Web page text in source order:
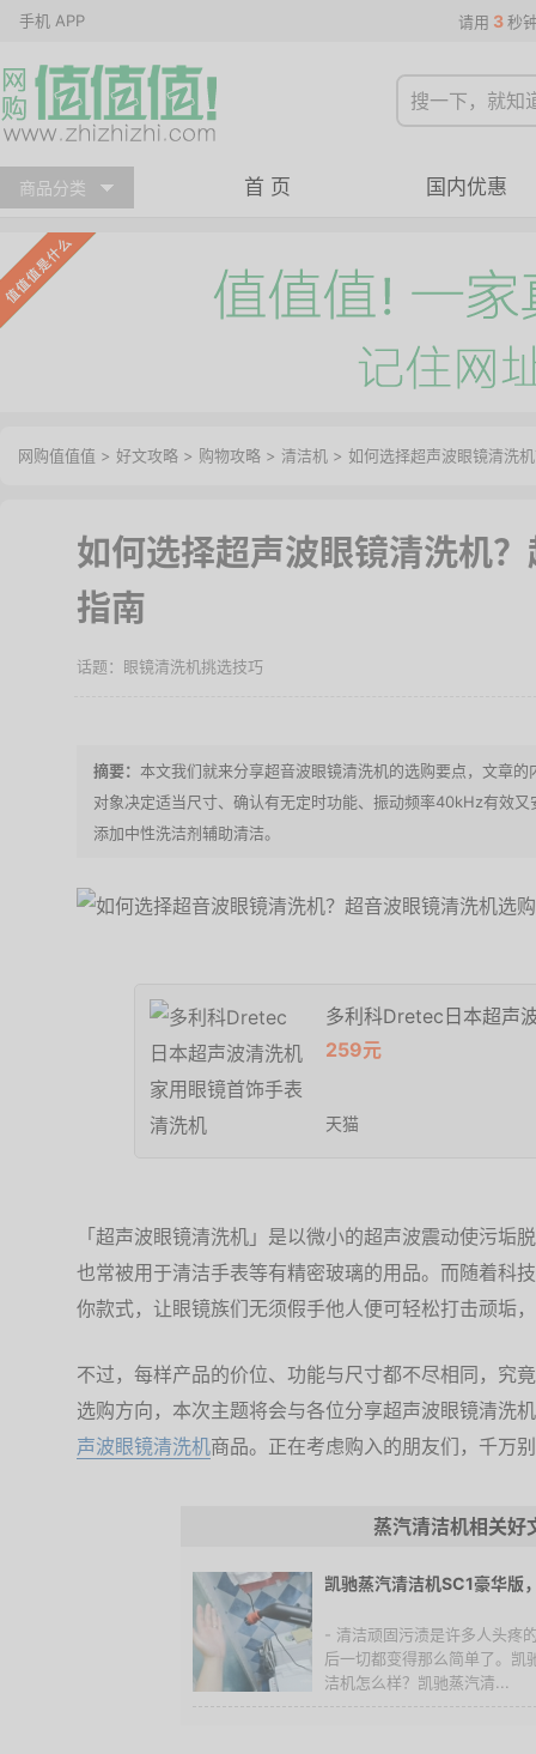
手机 APP 请用 3 秒
商品分类 首 页 国内优惠
网购值值值 > 好文攻略 > 购物攻略 > 清洁机 > 如何选择超声波眼镜清洗
如何选择超声波眼镜清洗机
指南
眼镜清洗机挑选技巧
本文我们就来分享超音波眼镜清洗机的选购要点，文章
对象决定适当尺寸、确认有无定时功能、振动频率40kHz有效
添加中性洗洁剂辅助清洁。
多利科Dretec日本超声
259元
天猫
「超声波眼镜清洗机」是以微小的超声波震动使污垢
也常被用于清洁手表等有精密玻璃的用品。而随着科
你款式，让眼镜族们无须假手他人便可轻松打击顽垢
不过，每样产品的价位、功能与尺寸都不尽相同，究
选购方向，本次主题将会与各位分享超声波眼镜清洗
声波眼镜清洗机商品。正在考虑购入的朋友们，千万
蒸汽清洁机相关好
凯驰蒸汽清洁机SC1豪华版
- 清洁顽固污渍是许多人头疼
后一切都变得那么简单了。凯
洁机怎么样？凯驰蒸汽清...